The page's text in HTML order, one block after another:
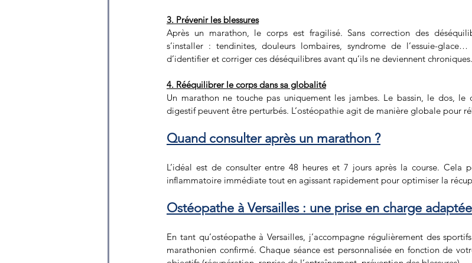
3. Prévenir les blessures
Après un marathon, le corps est fragilisé. Sans correction des
s’installer : tendinites, douleurs lombaires, syndrome de l’essuie-
d’identifier et corriger ces déséquilibres avant qu’ils ne deviennent chroniques.
4. Rééquilibrer le corps dans sa globalité
Un marathon ne touche pas uniquement les jambes. Le bassin, le dos, le
digestif peuvent être perturbés. L’ostéopathie agit de manière globale pour
Quand consulter après un marathon ?
L’idéal est de consulter entre 48 heures et 7 jours après la course. Cela
inflammatoire immédiate tout en agissant rapidement pour optimiser la
Ostéopathe à Versailles : une prise en charge
En tant qu’ostéopathe à Versailles, j’accompagne régulièrement des
marathonien confirmé. Chaque séance est personnalisée en fonction de